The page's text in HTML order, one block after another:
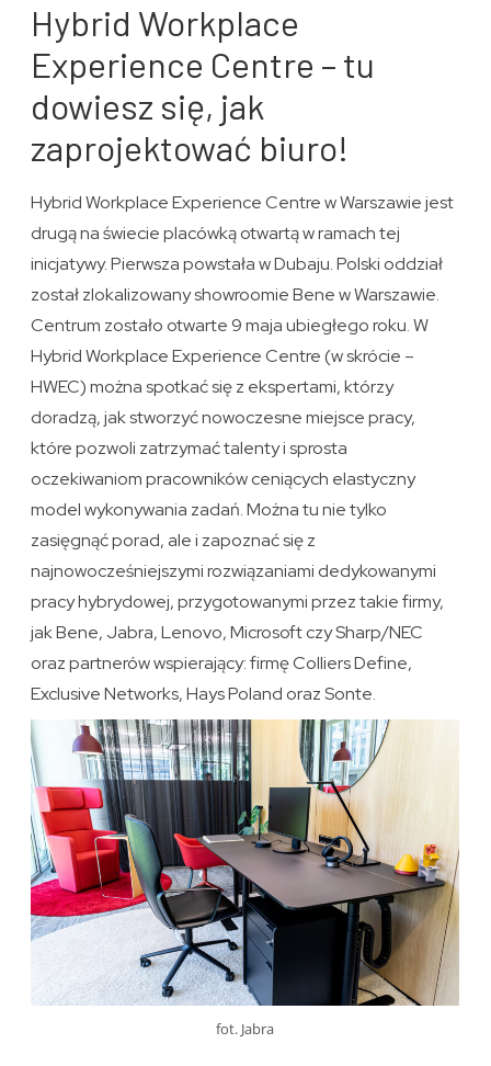
Hybrid Workplace
Experience Centre – tu
dowiesz się, jak
zaprojektować biuro!
Hybrid Workplace Experience Centre w Warszawie jest
drugą na świecie placówką otwartą w ramach tej
inicjatywy. Pierwsza powstała w Dubaju. Polski oddział
został zlokalizowany showroomie Bene w Warszawie.
Centrum zostało otwarte 9 maja ubiegłego roku. W
Hybrid Workplace Experience Centre (w skrócie –
HWEC) można spotkać się z ekspertami, którzy
doradzą, jak stworzyć nowoczesne miejsce pracy,
które pozwoli zatrzymać talenty i sprosta
oczekiwaniom pracowników ceniących elastyczny
model wykonywania zadań. Można tu nie tylko
zasięgnąć porad, ale i zapoznać się z
najnowocześniejszymi rozwiązaniami dedykowanymi
pracy hybrydowej, przygotowanymi przez takie firmy,
jak Bene, Jabra, Lenovo, Microsoft czy Sharp/NEC
oraz partnerów wspierający: firmę Colliers Define,
Exclusive Networks, Hays Poland oraz Sonte.
fot. Jabra